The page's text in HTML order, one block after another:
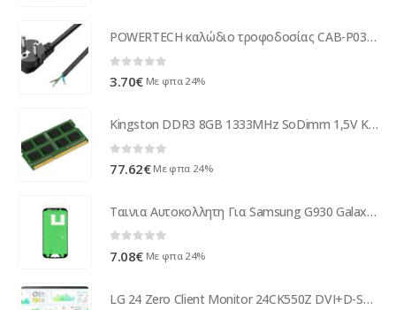
POWERTECH καλώδιο τροφοδοσίας CAB-P038, CCS, 3x 0.75mm², 1.8m, μαύρο
3.70€ Με φπα 24%
Kingston DDR3 8GB 1333MHz SoDimm 1,5V KCP313SD8/8
77.62€ Με φπα 24%
Ταινια Αυτοκολλητη Για Samsung G930 Galaxy S7
7.08€ Με φπα 24%
LG 24 Zero Client Monitor 24CK550Z DVI+D-Sub+USB black IPS 24CK550Z-BP